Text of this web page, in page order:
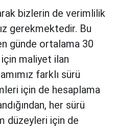
bizlerin de verimlilik
gerekmektedir. Bu
günde ortalama 30
maliyet ilan
farklı sürü
için de hesaplama
her sürü
düzeyleri için de